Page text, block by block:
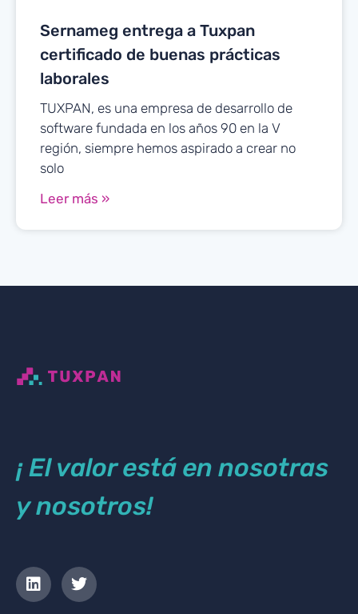
Sernameg entrega a Tuxpan
certificado de buenas prácticas
laborales
TUXPAN, es una empresa de desarrollo de
software fundada en los años 90 en la V
región, siempre hemos aspirado a crear no
solo
Leer más »
¡ El valor está en nosotras
y nosotros!